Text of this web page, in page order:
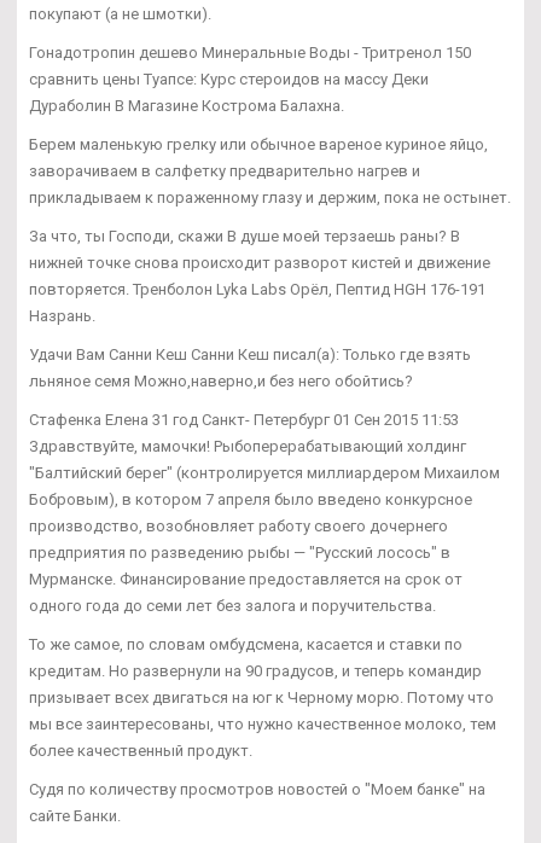
покупают (а не шмотки).
Гонадотропин дешево Минеральные Воды - Тритренол 150
сравнить цены Туапсе: Курс стероидов на массу Деки
Дураболин В Магазине Кострома Балахна.
Берем маленькую грелку или обычное вареное куриное яйцо,
заворачиваем в салфетку предварительно нагрев и
прикладываем к пораженному глазу и держим, пока не остынет.
За что, ты Господи, скажи В душе моей терзаешь раны? В
нижней точке снова происходит разворот кистей и движение
повторяется. Тренболон Lyka Labs Орёл, Пептид HGH 176-191
Назрань.
Удачи Вам Санни Кеш Санни Кеш писал(а): Только где взять
льняное семя Можно,наверно,и без него обойтись?
Стафенка Елена 31 год Санкт- Петербург 01 Сен 2015 11:53
Здравствуйте, мамочки! Рыбоперерабатывающий холдинг
"Балтийский берег" (контролируется миллиардером Михаилом
Бобровым), в котором 7 апреля было введено конкурсное
производство, возобновляет работу своего дочернего
предприятия по разведению рыбы — "Русский лосось" в
Мурманске. Финансирование предоставляется на срок от
одного года до семи лет без залога и поручительства.
То же самое, по словам омбудсмена, касается и ставки по
кредитам. Но развернули на 90 градусов, и теперь командир
призывает всех двигаться на юг к Черному морю. Потому что
мы все заинтересованы, что нужно качественное молоко, тем
более качественный продукт.
Судя по количеству просмотров новостей о "Моем банке" на
сайте Банки.